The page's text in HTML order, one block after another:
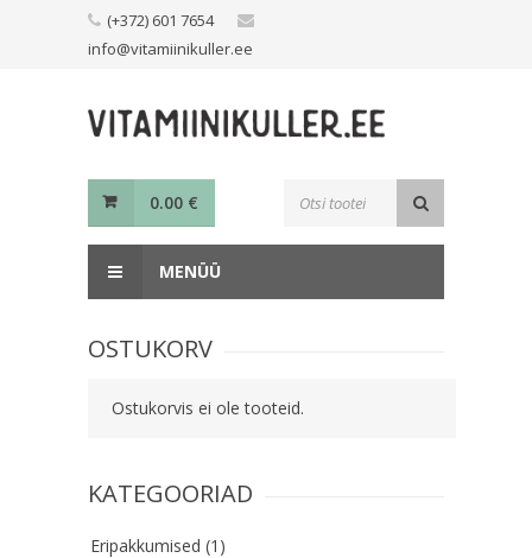
(+372) 601 7654
info@vitamiinikuller.ee
0.00 €
MENÜÜ
OSTUKORV
Ostukorvis ei ole tooteid.
KATEGOORIAD
Eripakkumised (1)